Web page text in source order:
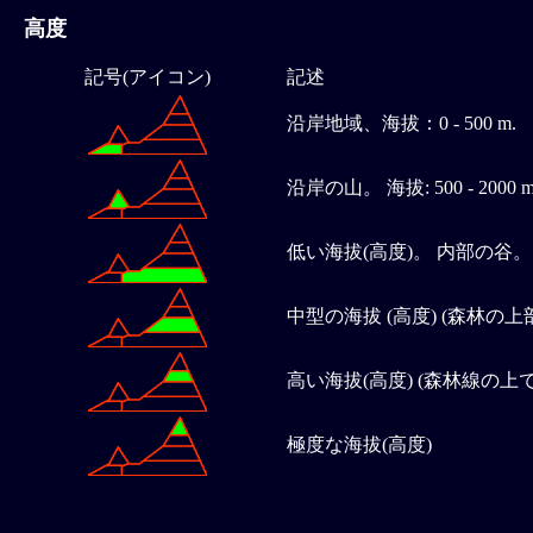
高度
記号(アイコン) 記述
沿岸地域、海拔：0 - 500 m.
沿岸の山。 海拔: 500 - 2000 m
低い海拔(高度)。 内部の谷。
中型の海拔 (高度) (森林の上
高い海拔(高度) (森林線の上
極度な海拔(高度)